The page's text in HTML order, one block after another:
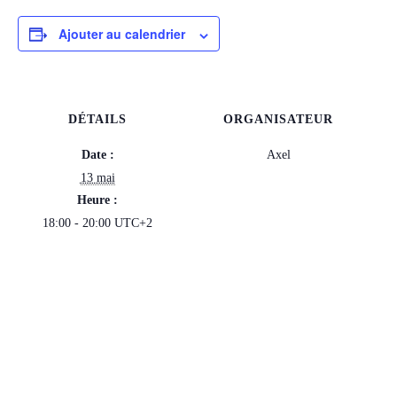
Ajouter au calendrier
DÉTAILS
Date :
13 mai
Heure :
18:00 - 20:00 UTC+2
ORGANISATEUR
Axel